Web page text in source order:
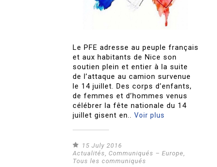
Le PFE adresse au peuple français
et aux habitants de Nice son
soutien plein et entier à la suite
de l’attaque au camion survenue
le 14 juillet. Des corps d’enfants,
de femmes et d’hommes venus
célébrer la fête nationale du 14
juillet gisent en..Voir plus
15 July 2016
Actualités, Communiqués – Europe,
Tous les communiqués